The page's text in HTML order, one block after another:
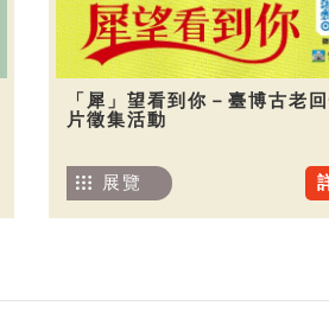
「犀」望看到你－臺博古老
片徵集活動
展覽